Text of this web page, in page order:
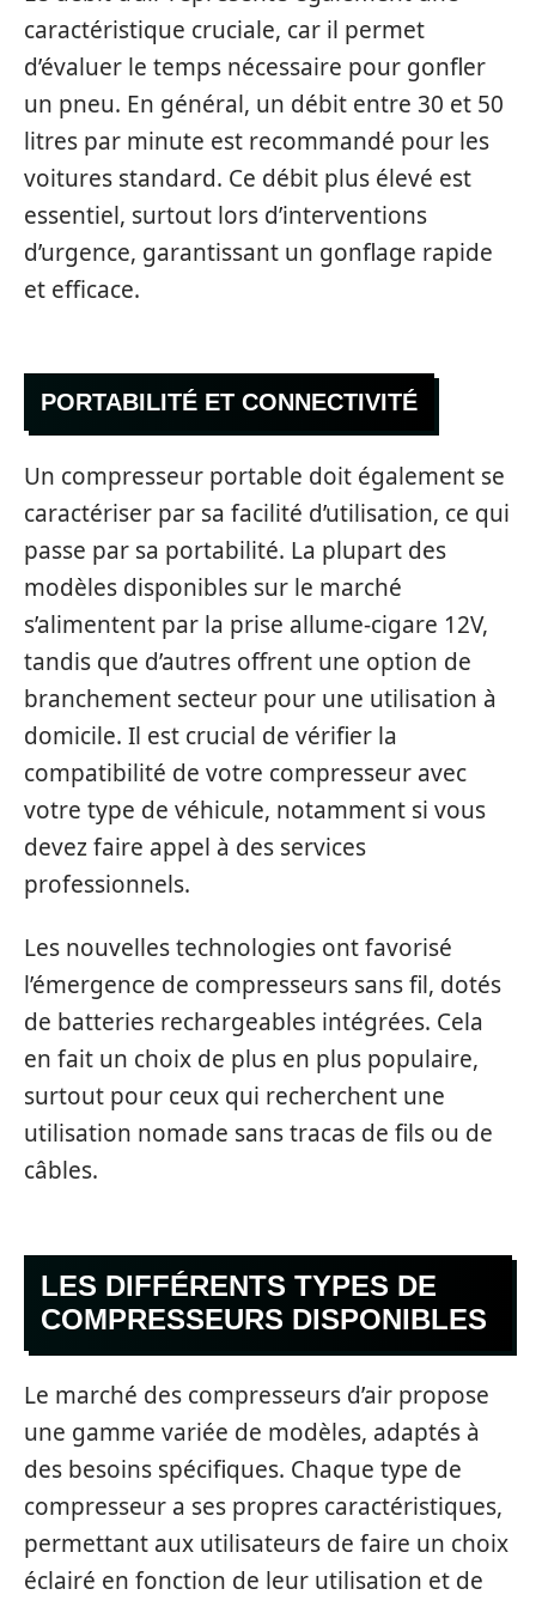
caractéristique cruciale, car il permet
d’évaluer le temps nécessaire pour gonfler
un pneu. En général, un débit entre 30 et 50
litres par minute est recommandé pour les
voitures standard. Ce débit plus élevé est
essentiel, surtout lors d’interventions
d’urgence, garantissant un gonflage rapide
et efficace.
PORTABILITÉ ET CONNECTIVITÉ
Un compresseur portable doit également se
caractériser par sa facilité d’utilisation, ce qui
passe par sa portabilité. La plupart des
modèles disponibles sur le marché
s’alimentent par la prise allume-cigare 12V,
tandis que d’autres offrent une option de
branchement secteur pour une utilisation à
domicile. Il est crucial de vérifier la
compatibilité de votre compresseur avec
votre type de véhicule, notamment si vous
devez faire appel à des services
professionnels.
Les nouvelles technologies ont favorisé
l’émergence de compresseurs sans fil, dotés
de batteries rechargeables intégrées. Cela
en fait un choix de plus en plus populaire,
surtout pour ceux qui recherchent une
utilisation nomade sans tracas de fils ou de
câbles.
LES DIFFÉRENTS TYPES DE
COMPRESSEURS DISPONIBLES
Le marché des compresseurs d’air propose
une gamme variée de modèles, adaptés à
des besoins spécifiques. Chaque type de
compresseur a ses propres caractéristiques,
permettant aux utilisateurs de faire un choix
éclairé en fonction de leur utilisation et de